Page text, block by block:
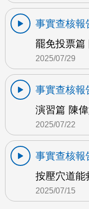
事實查核報
罷免投票篇
2025/07/29
事實查核報
演習篇 陳
2025/07/22
事實查核報
按壓穴道能
2025/07/15